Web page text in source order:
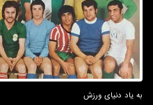
به یاد دنیای ورزش